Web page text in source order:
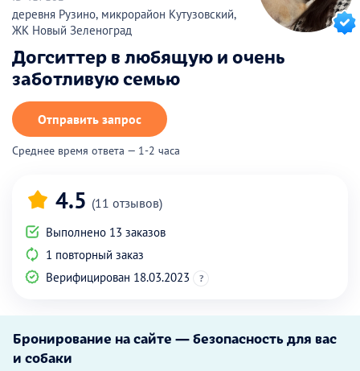
деревня Рузино, микрорайон Кутузовский,
ЖК Новый Зеленоград
Догситтер в любящую и очень
заботливую семью
Отправить запрос
Среднее время ответа — 1-2 часа
4.5 (11 отзывов)
Выполнено 13 заказов
1 повторный заказ
Верифицирован 18.03.2023
?
Бронирование на сайте — безопасность для вас
и собаки